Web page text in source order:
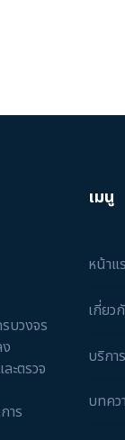
บวงจร
ะตรวจ
าร
เมนู
หน้าแ
เกี่ยว
บริการ
บทคว